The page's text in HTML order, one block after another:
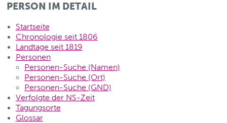
PERSON IM DETAIL
Startseite
Chronologie seit 1806
Landtage seit 1819
Personen
Personen-Suche (Namen)
Personen-Suche (Ort)
Personen-Suche (GND)
Verfolgte der NS-Zeit
Tagungsorte
Glossar